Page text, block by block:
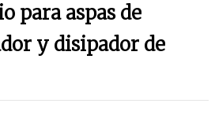
para aspas de
y disipador de